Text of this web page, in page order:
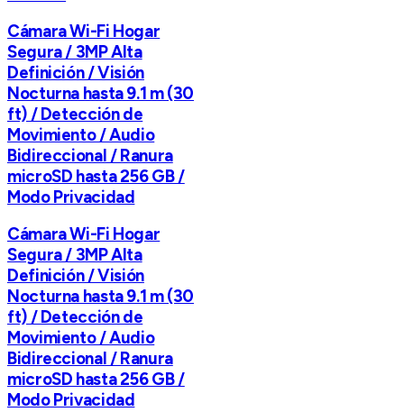
Cámara Wi-Fi Hogar
Segura / 3MP Alta
Definición / Visión
Nocturna hasta 9.1 m (30
ft) / Detección de
Movimiento / Audio
Bidireccional / Ranura
microSD hasta 256 GB /
Modo Privacidad
Cámara Wi-Fi Hogar
Segura / 3MP Alta
Definición / Visión
Nocturna hasta 9.1 m (30
ft) / Detección de
Movimiento / Audio
Bidireccional / Ranura
microSD hasta 256 GB /
Modo Privacidad